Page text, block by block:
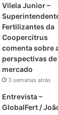
Vilela Junior –
Fertilizantes da
Coopercitrus
comenta sobre
perspectivas de
mercado
3 semanas atrás
Entrevista –
GlobalFert /